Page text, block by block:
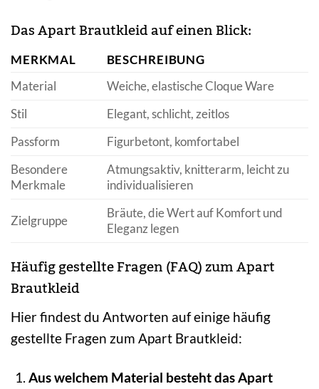
Das Apart Brautkleid auf einen Blick:
MERKMAL
BESCHREIBUNG
Material
Weiche, elastische Cloque Ware
Stil
Elegant, schlicht, zeitlos
Passform
Figurbetont, komfortabel
Besondere
Merkmale
Atmungsaktiv, knitterarm, leicht zu
individualisieren
Zielgruppe
Bräute, die Wert auf Komfort und
Eleganz legen
Häufig gestellte Fragen (FAQ) zum Apart
Brautkleid
Hier findest du Antworten auf einige häufig
gestellte Fragen zum Apart Brautkleid:
Aus welchem Material besteht das Apart